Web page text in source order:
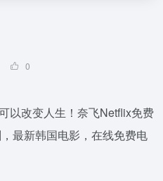
0
以改变人生！奈飞Netflix免费
最新韩国电影，在线免费电